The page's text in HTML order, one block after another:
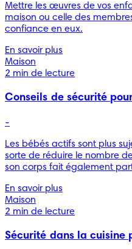
Mettre les œuvres de vos
maison ou celle des
confiance en eux.
En savoir plus
Maison
2 min de lecture
Conseils de sécurité
-
Les bébés actifs sont plus
sorte de réduire le nombre
son corps fait également
En savoir plus
Maison
2 min de lecture
Sécurité dans la cuisine